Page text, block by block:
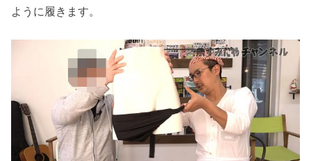
ように履きます。